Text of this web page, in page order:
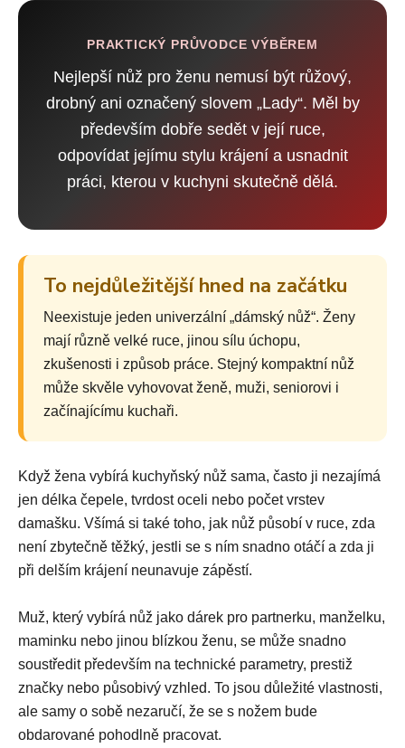
PRAKTICKÝ PRŮVODCE VÝBĚREM
Nejlepší nůž pro ženu nemusí být růžový,
drobný ani označený slovem „Lady“. Měl by
především dobře sedět v její ruce,
odpovídat jejímu stylu krájení a usnadnit
práci, kterou v kuchyni skutečně dělá.
To nejdůležitější hned na začátku
Neexistuje jeden univerzální „dámský nůž“. Ženy
mají různě velké ruce, jinou sílu úchopu,
zkušenosti i způsob práce. Stejný kompaktní nůž
může skvěle vyhovovat ženě, muži, seniorovi i
začínajícímu kuchaři.
Když žena vybírá kuchyňský nůž sama, často ji nezajímá
jen délka čepele, tvrdost oceli nebo počet vrstev
damašku. Všímá si také toho, jak nůž působí v ruce, zda
není zbytečně těžký, jestli se s ním snadno otáčí a zda ji
při delším krájení neunavuje zápěstí.
Muž, který vybírá nůž jako dárek pro partnerku, manželku,
maminku nebo jinou blízkou ženu, se může snadno
soustředit především na technické parametry, prestiž
značky nebo působivý vzhled. To jsou důležité vlastnosti,
ale samy o sobě nezaručí, že se s nožem bude
obdarované pohodlně pracovat.